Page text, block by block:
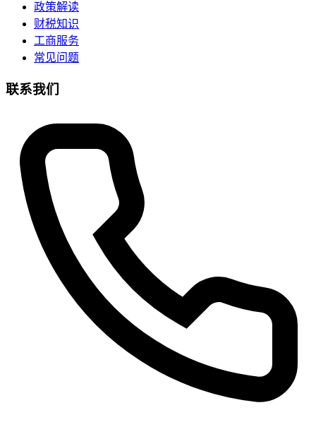
政策解读
财税知识
工商服务
常见问题
联系我们